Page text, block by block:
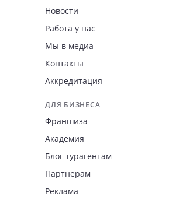
Новости
Работа у нас
Мы в медиа
Контакты
Аккредитация
ДЛЯ БИЗНЕСА
Франшиза
Академия
Блог турагентам
Партнёрам
Реклама